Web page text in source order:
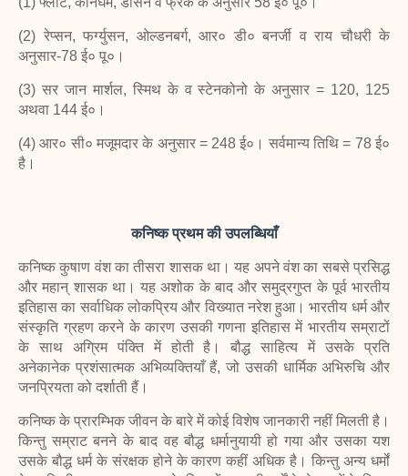
(2) रेप्सन, फर्ग्युसन, ओल्डनबर्ग, आर० डी० बनर्जी व राय चौधरी के
अनुसार-78 ई० पू०।
(3) सर जान मार्शल, स्मिथ के व स्टेनकोनो के अनुसार = 120, 125
अथवा 144 ई०।
(4) आर० सी० मजूमदार के अनुसार = 248 ई०। सर्वमान्य तिथि = 78 ई०
है।
कनिष्क प्रथम की उपलब्धियाँ
कनिष्क कुषाण वंश का तीसरा शासक था। यह अपने वंश का सबसे प्रसिद्ध
और महान् शासक था। यह अशोक के बाद और समुद्रगुप्त के पूर्व भारतीय
इतिहास का सर्वाधिक लोकप्रिय और विख्यात नरेश हुआ। भारतीय धर्म और
संस्कृति ग्रहण करने के कारण उसकी गणना इतिहास में भारतीय सम्राटों
के साथ अग्रिम पंक्ति में होती है। बौद्ध साहित्य में उसके प्रति
अनेकानेक प्रशंसात्मक अभिव्यक्तियाँ हैं, जो उसकी धार्मिक अभिरुचि और
जनप्रियता को दर्शाती हैं।
कनिष्क के प्रारम्भिक जीवन के बारे में कोई विशेष जानकारी नहीं मिलती है।
किन्तु सम्राट बनने के बाद वह बौद्ध धर्मानुयायी हो गया और उसका यश
उसके बौद्ध धर्म के संरक्षक होने के कारण कहीं अधिक है। किन्तु अन्य धर्मों